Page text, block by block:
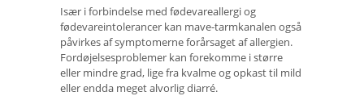
Især i forbindelse med fødevareallergi og
fødevareintolerancer kan mave-tarmkanalen også
påvirkes af symptomerne forårsaget af allergien.
Fordøjelsesproblemer kan forekomme i større
eller mindre grad, lige fra kvalme og opkast til mild
eller endda meget alvorlig diarré.